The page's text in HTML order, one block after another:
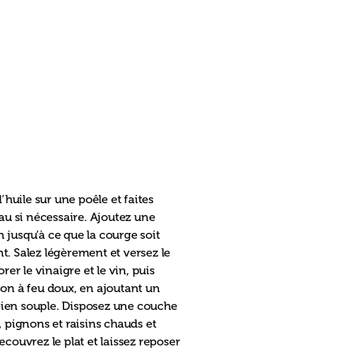
sur une poêle et faites
si nécessaire. Ajoutez une
ce que la courge soit
Salez légèrement et versez le
le vinaigre et le vin, puis
à feu doux, en ajoutant un
souple. Disposez une couche
pignons et raisins chauds et
le plat et laissez reposer